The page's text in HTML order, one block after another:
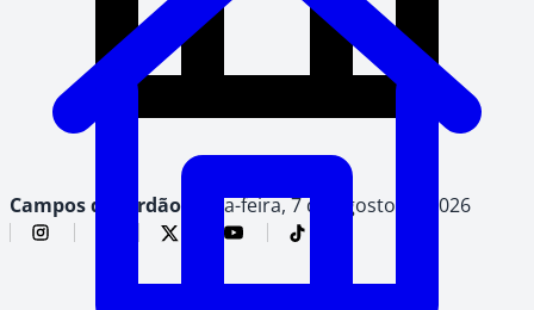
Campos do Jordão, sexta-feira, 7 de agosto de 2026